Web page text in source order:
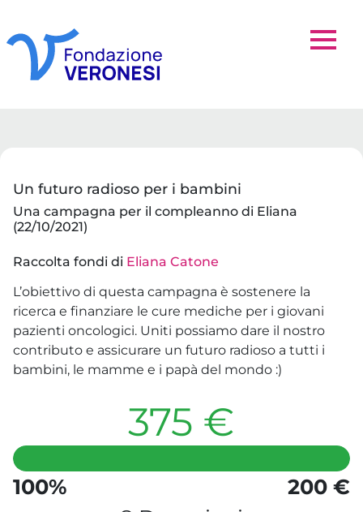
Un futuro radioso per i bambini
Una campagna per il compleanno di Eliana
(22/10/2021)
Raccolta fondi di Eliana Catone
L’obiettivo di questa campagna è sostenere la
ricerca e finanziare le cure mediche per i giovani
pazienti oncologici. Uniti possiamo dare il nostro
contributo e assicurare un futuro radioso a tutti i
bambini, le mamme e i papà del mondo :)
375 €
100%
200 €